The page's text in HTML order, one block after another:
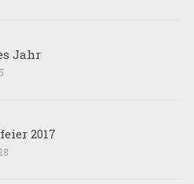
Jahr
2017